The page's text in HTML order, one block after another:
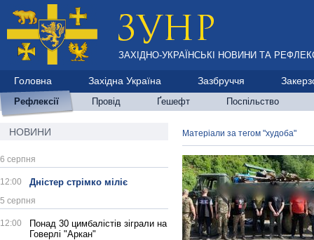
ЗАХІДНО-УКРАЇНСЬКІ НОВИНИ ТА
Головна Західна Україна Зазбруччя
Рефлексії Провід Ґешефт Поспільство
НОВИНИ
6 серпня
12:00 Дністер стрімко міліє
5 серпня
12:00
Понад 30 цимбалістів зіграли на
Говерлі "Аркан"
Матеріали за тегом "худоба"